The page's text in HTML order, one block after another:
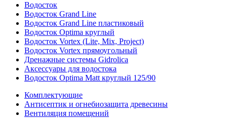
Водосток
Водосток Grand Line
Водосток Grand Line пластиковый
Водосток Optima круглый
Водосток Vortex (Lite, Mix, Project)
Водосток Vortex прямоугольный
Дренажные системы Gidrolica
Аксессуары для водостока
Водосток Optima Matt круглый 125/90
Комплектующие
Антисептик и огнебиозащита древесины
Вентиляция помещений